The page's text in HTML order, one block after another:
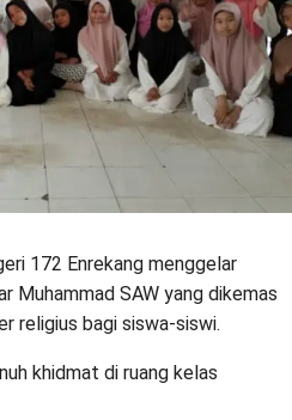
172 Enrekang menggelar
Muhammad SAW yang dikemas
religius bagi siswa-siswi.
khidmat di ruang kelas